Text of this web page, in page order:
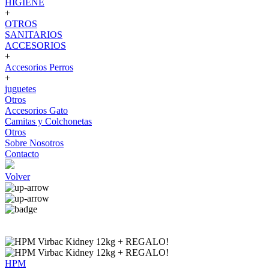
HIGIENE
+
OTROS
SANITARIOS
ACCESORIOS
+
Accesorios Perros
+
juguetes
Otros
Accesorios Gato
Camitas y Colchonetas
Otros
Sobre Nosotros
Contacto
Volver
HPM